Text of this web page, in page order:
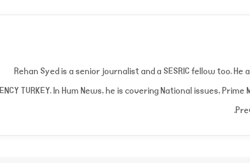
Rehan Syed is a senior journalist and a SESRIC fellow too.
TURKEY. In Hum News, he is covering National issues,